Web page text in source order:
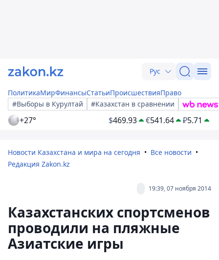
Рус
ПолитикаМирФинансыСтатьиПроисшествияПраво
#Выборы в Курултай
#Казахстан в сравнении
+27° $469.93 €541.64 ₽5.71
Новости Казахстана и мира на сегодня
Все новости
Редакция Zakon.kz
19:39, 07 ноября 2014
Казахстанских спортсменов
проводили на пляжные
Азиатские игры